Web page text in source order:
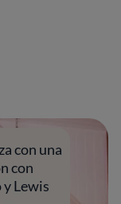
con una
con
Lewis